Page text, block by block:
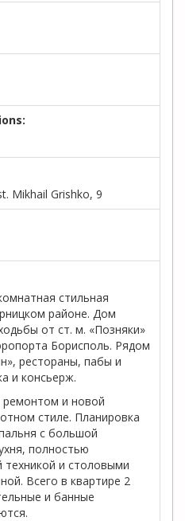
Mikhail Grishko, 9
стильная
районе. Дом
от ст. м. «Позняки»
Борисполь. Рядом
рестораны, пабы и
и консьерж.
ремонтом и новой
стиле. Планировка
с большой
полностью
и столовыми
Всего в квартире 2
и банные